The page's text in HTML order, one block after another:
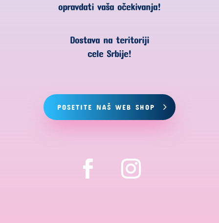
opravdati vaša očekivanja!
Dostava na teritoriji
cele Srbije!
POSETITE NAŠ WEB SHOP